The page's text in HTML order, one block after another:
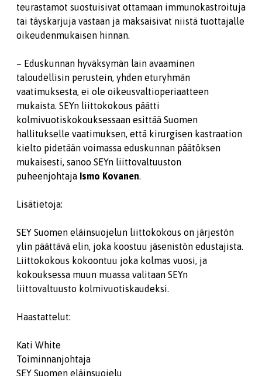
teurastamot suostuisivat ottamaan immunokastroituja
tai täyskarjuja vastaan ja maksaisivat niistä tuottajalle
oikeudenmukaisen hinnan.
– Eduskunnan hyväksymän lain avaaminen
taloudellisin perustein, yhden eturyhmän
vaatimuksesta, ei ole oikeusvaltioperiaatteen
mukaista. SEYn liittokokous päätti
kolmivuotiskokouksessaan esittää Suomen
hallitukselle vaatimuksen, että kirurgisen kastraation
kielto pidetään voimassa eduskunnan päätöksen
mukaisesti, sanoo SEYn liittovaltuuston
puheenjohtaja Ismo Kovanen.
Lisätietoja:
SEY Suomen eläinsuojelun liittokokous on järjestön
ylin päättävä elin, joka koostuu jäsenistön edustajista.
Liittokokous kokoontuu joka kolmas vuosi, ja
kokouksessa muun muassa valitaan SEYn
liittovaltuusto kolmivuotiskaudeksi.
Haastattelut:
Kati White
Toiminnanjohtaja
SEY Suomen eläinsuojelu